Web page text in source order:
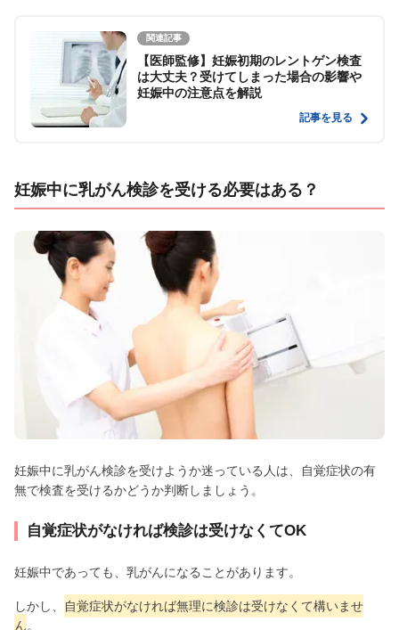
関連記事
【医師監修】妊娠初期のレントゲン検査
は大丈夫？受けてしまった場合の影響や
妊娠中の注意点を解説
記事を見る
妊娠中に乳がん検診を受ける必要はある？
妊娠中に乳がん検診を受けようか迷っている人は、自覚症状の有
無で検査を受けるかどうか判断しましょう。
自覚症状がなければ検診は受けなくてOK
妊娠中であっても、乳がんになることがあります。
しかし、
自覚症状がなければ無理に検診は受けなくて構いませ
ん。